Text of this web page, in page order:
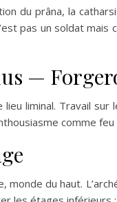
du prâna, la
pas un soldat
—
liminal. Travail
comme
monde du haut.